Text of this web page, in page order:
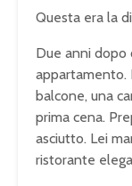
Questa era la
Due anni dopo
appartamento.
balcone, una
prima cena.
asciutto. Lei
ristorante